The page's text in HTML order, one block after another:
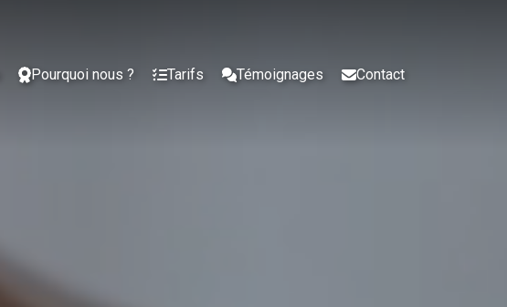
Pourquoi nous ? Tarifs Témoignages Contact